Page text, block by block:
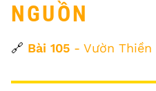
NGUỒN
🔗 Bài 105 - Vườn Thiền